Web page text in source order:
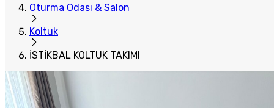
Oturma Odası & Salon
Koltuk
İSTİKBAL KOLTUK TAKIMI